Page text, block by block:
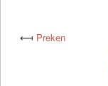
⟻ Preken